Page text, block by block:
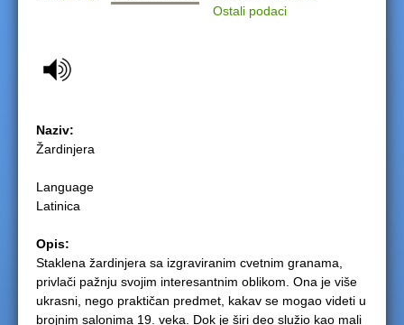
e
e
r
e
Ostali podaci
Naziv:
Žardinjera
Language
Latinica
Opis:
Staklena žardinjera sa izgraviranim cvetnim granama,
privlači pažnju svojim interesantnim oblikom. Ona je više
ukrasni, nego praktičan predmet, kakav se mogao videti u
brojnim salonima 19. veka. Dok je širi deo služio kao mali